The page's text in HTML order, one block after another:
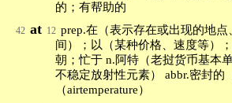
的；有帮助的
42 at 12 prep.在（表示存在或出现的地
间）；以（某种价格、速度等）
朝；忙于 n.阿特（老挝货币基本
不稳定放射性元素） abbr.密封的
（airtemperature）